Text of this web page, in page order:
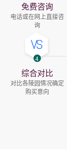
免费咨询
电话或在网上直接咨
询
4
综合对比
对比各陵园情况确定
购买意向